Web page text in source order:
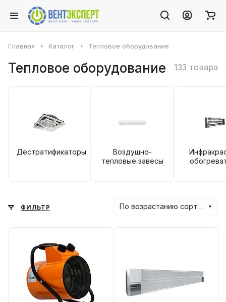
Главная Каталог Тепловое оборудование
Тепловое оборудование 133 товара
Дестратификаторы
Воздушно-
тепловые завесы
ФИЛЬТР По возрастанию сортировки